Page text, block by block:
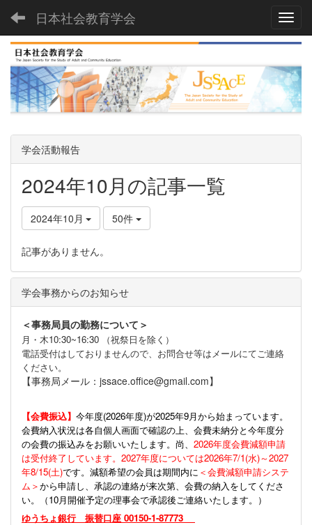
日本社会教育学会
学会活動報告
2024年10月の記事一覧
2024年10月 50件
記事がありません。
学会事務からのお知らせ
＜事務局員の勤務について＞
月・木10:30~16:30 （祝祭日を除く）
電話受付はしておりませんので、お問合せ等はメールにてご連絡
ください。
【事務局メール：jssace.office@gmail.com】
【会費振込】 今年度(2026年度)が2025年9月から始まっています。
会費納入状況は各自個人画面で確認の上、会費未納分と今年度分
の会費の振込みをお願いいたします。尚、 2026年度会費減額申請
は受付終了しています。2027年度については2026年7/1(水)～2027
年8/15(土)です。減額希望の会員は期間内に ＜会費減額申請システ
ム＞から申請し、承認の連絡が来次第、会費の納入をしてくださ
い。（10月開催予定の理事会で承認後ご連絡いたします。）
ゆうちょ銀行 振替口座 00150-1-87773